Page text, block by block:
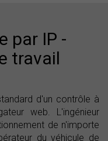
par IP -
travail
d'un contrôle à
web. L'ingénieur
de n'importe
du véhicule de